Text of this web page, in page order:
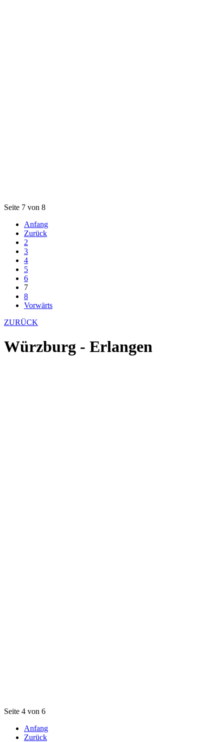
Seite 7 von 8
Anfang
Zurück
2
3
4
5
6
7
8
Vorwärts
ZURÜCK
Würzburg - Erlangen
Seite 4 von 6
Anfang
Zurück